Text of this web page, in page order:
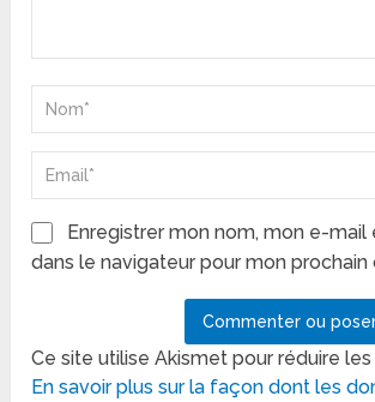
Enregistrer mon nom, mon e-mail
dans le navigateur pour mon
Ce site utilise Akismet pour réduire
En savoir plus sur la façon dont les